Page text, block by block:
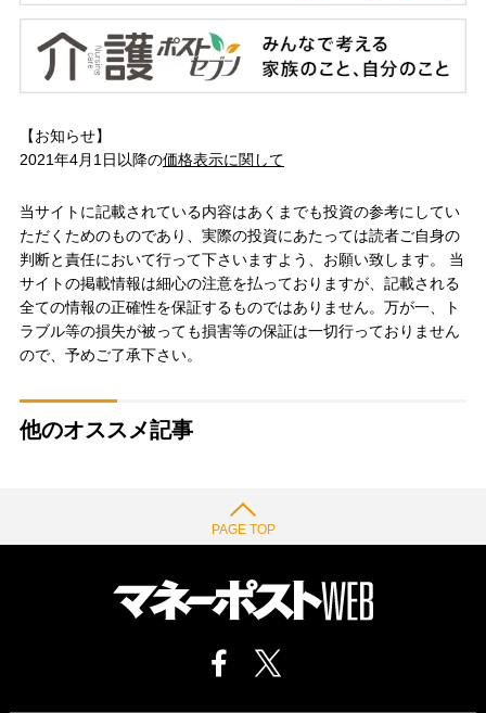
【お知らせ】
2021年4月1日以降の価格表示に関して
当サイトに記載されている内容はあくまでも投資の参考にしてい
ただくためのものであり、実際の投資にあたっては読者ご自身の
判断と責任において行って下さいますよう、お願い致します。 当
サイトの掲載情報は細心の注意を払っておりますが、記載される
全ての情報の正確性を保証するものではありません。万が一、ト
ラブル等の損失が被っても損害等の保証は一切行っておりません
ので、予めご了承下さい。
他のオススメ記事
PAGE TOP